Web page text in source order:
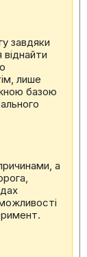
завдяки
віднайти
лише
базою
а